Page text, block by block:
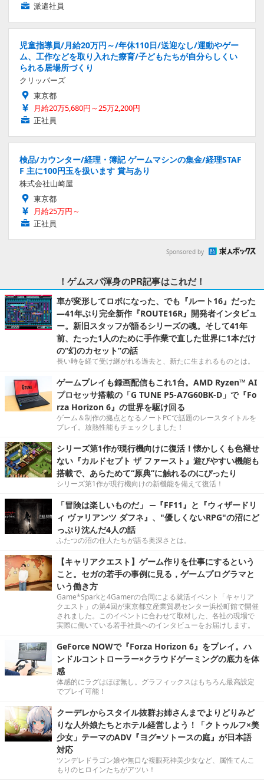
派遣社員
児童指導員/月給20万円～/年休110日/送迎なし/運動やゲー
ム、工作などを取り入れた療育/子どもたちが自分らしくい
られる居場所づくり
クリッパーズ
東京都
月給20万5,680円～25万2,200円
正社員
検品/カウンター/経理・簿記 ゲームマシンの集金/経理STAF
F 主に100円玉を扱います 賞与あり
株式会社山崎屋
東京都
月給25万円～
正社員
Sponsored by
！ゲムスパ渾身のPR記事はこれだ！
車が変形してロボになった、でも『ルート16』だった
―41年ぶり完全新作『ROUTE16R』開発者インタビュ
ー。新旧スタッフが語るシリーズの魂。そして41年
前、たった1人のために手作業で直した世界に1本だけ
の“幻のカセット”の話
長い時を経て受け継がれる過去と、新たに生まれるものとは。
ゲームプレイも録画配信もこれ1台。AMD Ryzen™ AI
プロセッサ搭載の「G TUNE P5-A7G60BK-D」で『Fo
rza Horizon 6』の世界を駆け回る
ゲーム＆制作の拠点となるノートPCで話題のレースタイトルを
プレイ。放熱性能もチェックしました！
シリーズ第1作が現行機向けに復活！懐かしくも色褪せ
ない『カルドセプト ザ ファースト』遊びやすい機能も
搭載で、あらためて“原典”に触れるのにぴったり
シリーズ第1作が現行機向けの新機能を備えて復活！
「冒険は楽しいものだ」 ─『FF11』と『ウィザードリ
ィ ヴァリアンツ ダフネ』、"優しくないRPG"の沼にど
っぷり沈んだ4人の話
ふたつの沼の住人たちが語る奥深さとは。
【キャリアクエスト】ゲーム作りを仕事にするという
こと。セガの若手の事例に見る，ゲームプログラマと
いう働き方
Game*Sparkと4Gamerの合同による就活イベント「キャリア
クエスト」の第4回が東京都立産業貿易センター浜松町館で開催
されました。このイベントに合わせて取材した、各社の現場で
実際に働いている若手社員へのインタビューをお届けします。
GeForce NOWで『Forza Horizon 6』をプレイ。ハ
ンドルコントローラー×クラウドゲーミングの底力を体
感
体感的にラグはほぼ無し。グラフィックスはもちろん最高設定
でプレイ可能！
クーデレからスタイル抜群お姉さんまでよりどりみど
りな人外娘たちとホテル経営しよう！「クトゥルフ×美
少女」テーマのADV『ヨグ=ソトースの庭』が日本語
対応
ツンデレドラゴン娘や無口な複眼死神美少女など、属性てんこ
もりのヒロインたちがアツい！